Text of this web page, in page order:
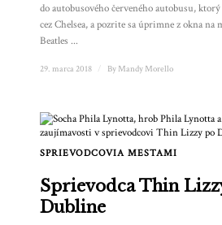
do autobusového červeného autobusu, ktorý
cez Chelsea, a pozrite sa úprimne z okna na
Beatles ...
29. marca 2018 By Mandy Morello
SPRIEVODCOVIA MESTAMI
Sprievodca Thin
Dubline